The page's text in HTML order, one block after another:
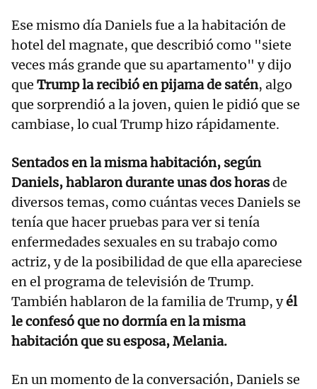
Ese mismo día Daniels fue a la habitación de
hotel del magnate, que describió como "siete
veces más grande que su apartamento" y dijo
que Trump la recibió en pijama de satén, algo
que sorprendió a la joven, quien le pidió que se
cambiase, lo cual Trump hizo rápidamente.
Sentados en la misma habitación, según
Daniels, hablaron durante unas dos horasde
diversos temas, como cuántas veces Daniels se
tenía que hacer pruebas para ver si tenía
enfermedades sexuales en su trabajo como
actriz, y de la posibilidad de que ella apareciese
en el programa de televisión de Trump.
También hablaron de la familia de Trump, yél
le confesó que no dormía en la misma
habitación que su esposa, Melania.
En un momento de la conversación, Daniels se